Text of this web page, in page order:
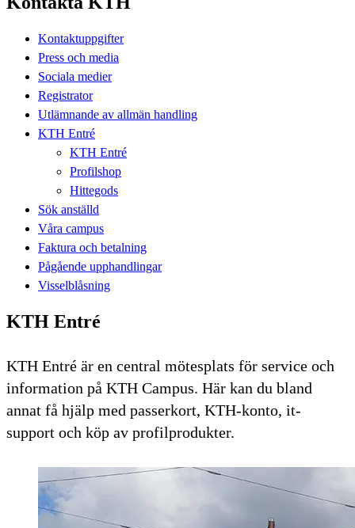
Kontaktuppgifter
Press och media
Sociala medier
Registrator
Utlämnande av allmän handling
KTH Entré
KTH Entré
Profilshop
Hittegods
Sök anställd
Våra campus
Faktura och betalning
Pågående upphandlingar
Visselblåsning
KTH Entré
KTH Entré är en central mötesplats för service och
information på KTH Campus. Här kan du bland
annat få hjälp med passerkort, KTH-konto, it-
support och köp av profilprodukter.